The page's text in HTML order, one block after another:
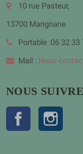
10 rue Pasteur,
13700 Marignane
Portable :06 32 33
Mail : Nous
NOUS SUIVRE
Facebook